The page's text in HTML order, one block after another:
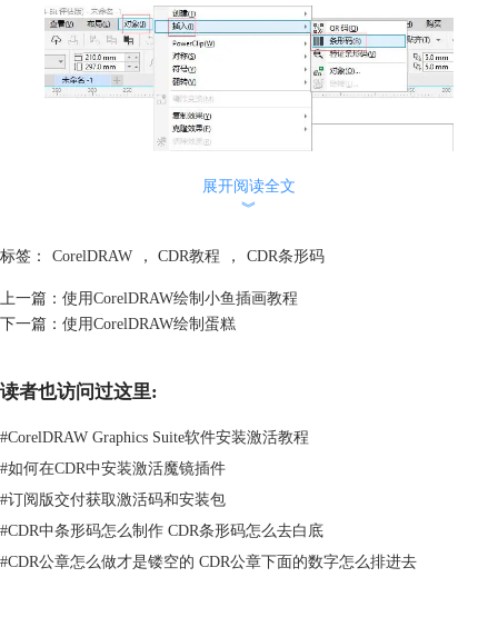
图2：对象-插入-条形码
展开阅读全文
︾
标签： CorelDRAW ， CDR教程 ， CDR条形码
上一篇： 使用CorelDRAW绘制小鱼插画教程
下一篇： 使用CorelDRAW绘制蛋糕
读者也访问过这里:
#CorelDRAW Graphics Suite软件安装激活教程
#如何在CDR中安装激活魔镜插件
#订阅版交付获取激活码和安装包
#CDR中条形码怎么制作 CDR条形码怎么去白底
#CDR公章怎么做才是镂空的 CDR公章下面的数字怎么排进去